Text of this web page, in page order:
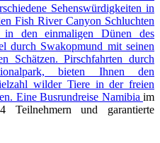
Sehenswürdigkeiten in
Fish River Canyon Schluchten
den einmaligen Dünen des
durch Swakopmund mit seinen
Schätzen. Pirschfahrten durch
bieten Ihnen den
wilder Tiere in der freien
EineBusrundreise Namibiaim
Teilnehmern und garantierte